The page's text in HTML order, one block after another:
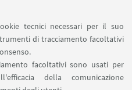
tecnici necessari per il suo
di tracciamento facoltativi
facoltativi sono usati per
della comunicazione
Curriculum
Business
mail